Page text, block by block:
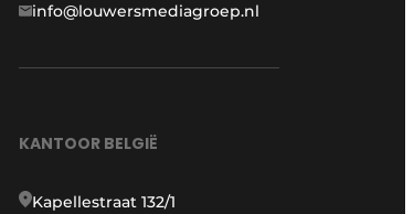
info@louwersmediagroep.nl
KANTOOR BELGIË
Kapellestraat 132/1